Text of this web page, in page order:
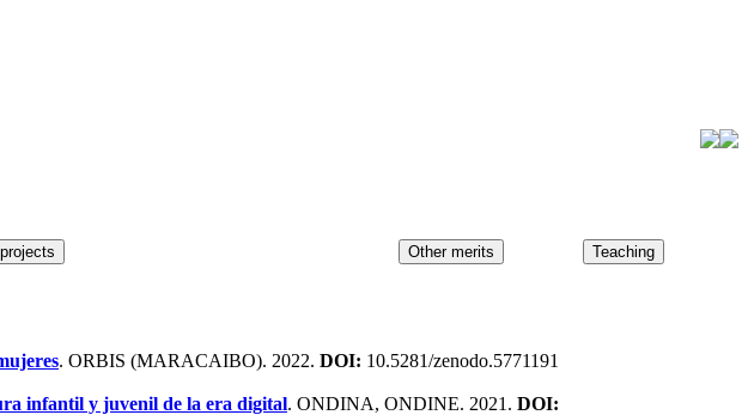
. ORBIS (MARACAIBO). 2022. DOI: 10.5281/zenodo.5771191
infantil y juvenil de la era digital. ONDINA, ONDINE. 2021. DOI: